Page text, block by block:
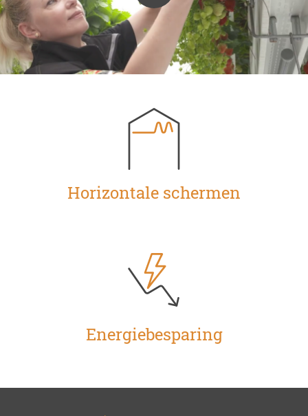
Horizontale schermen
Energiebesparing